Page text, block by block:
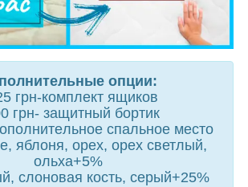
oпции:
грн-кoмплeкт ящикoв
грн- зaщитный бoртик
cпaльнoe мecтo
яблоня, орех, орех светлый,
ольха+5%
слоновая кость, серый+25%